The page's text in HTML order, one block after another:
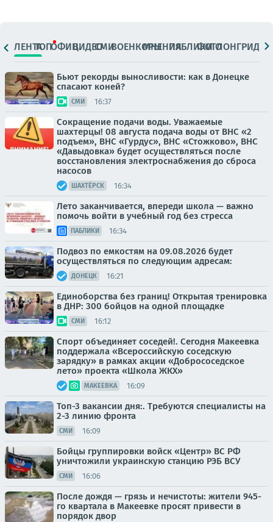
ЛЕНТАТОПОФИЦ.ВИДЕОСМИВОЕНКОРЫМНЕНИЯПАБЛИКИ
ФОТОЛОНГРИДЫ
Бьют рекорды выносливости: как в Донецке
спасают коней?
СМИ 16:37
Сокращение подачи воды. Уважаемые
шахтерцы! 08 августа подача воды от ВНС «2
подъем», ВНС «Гурдус», ВНС «Стожково», ВНС
«Давыдовка» будет осуществляться после
восстановления электроснабжения до сброса
насосов
ШАХТЁРСК 16:34
Лето заканчивается, впереди школа — важно
помочь войти в учебный год без стресса
ПАБЛИКИ 16:34
Подвоз по емкостям на 09.08.2026 будет
осуществляться по следующим адресам:
ДОНЕЦК 16:21
Единоборства без границ! Открытая тренировка
в ДНР: 300 бойцов на одной площадке
СМИ 16:12
Спорт объединяет соседей!. Сегодня Макеевка
поддержала «Всероссийскую соседскую
зарядку» в рамках акции «Добрососедское
лето» проекта «Школа ЖКХ»
МАКЕЕВКА 16:09
Топ-3 вакансии дня:. Требуются специалисты на
2-3 линию фронта
СМИ 16:09
Бойцы группировки войск «Центр» ВС РФ
уничтожили украинскую станцию РЭБ ВСУ
СМИ 16:06
После дождя — грязь и нечистоты: жители 945-
го квартала в Макеевке просят привести в
порядок двор